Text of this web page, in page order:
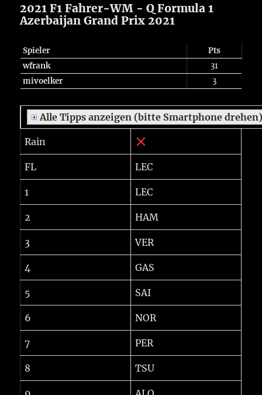
2021 F1 Fahrer-WM - Q Formula 1
Azerbaijan Grand Prix 2021
Spieler
Pts
wfrank
31
mivoelker
3
Alle Tipps anzeigen (bitte Smartphone
Rain
FL LEC
1 LEC
2 HAM
3 VER
4 GAS
5 SAI
6 NOR
7 PER
8 TSU